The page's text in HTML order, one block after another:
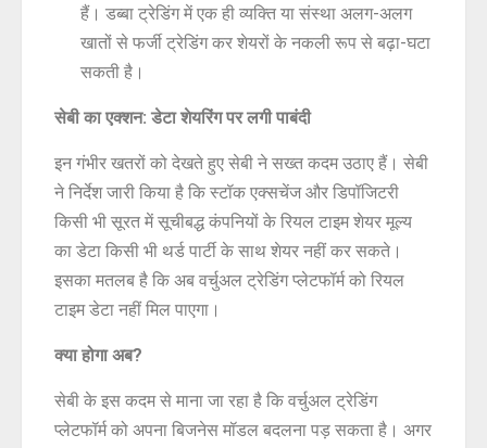
हैं। डब्बा ट्रेडिंग में एक ही व्यक्ति या संस्था अलग-अलग
खातों से फर्जी ट्रेडिंग कर शेयरों के नकली रूप से बढ़ा-घटा
सकती है।
सेबी का एक्शन: डेटा शेयरिंग पर लगी पाबंदी
इन गंभीर खतरों को देखते हुए सेबी ने सख्त कदम उठाए हैं। सेबी
ने निर्देश जारी किया है कि स्टॉक एक्सचेंज और डिपॉजिटरी
किसी भी सूरत में सूचीबद्ध कंपनियों के रियल टाइम शेयर मूल्य
का डेटा किसी भी थर्ड पार्टी के साथ शेयर नहीं कर सकते।
इसका मतलब है कि अब वर्चुअल ट्रेडिंग प्लेटफॉर्म को रियल
टाइम डेटा नहीं मिल पाएगा।
क्या होगा अब?
सेबी के इस कदम से माना जा रहा है कि वर्चुअल ट्रेडिंग
प्लेटफॉर्म को अपना बिजनेस मॉडल बदलना पड़ सकता है। अगर